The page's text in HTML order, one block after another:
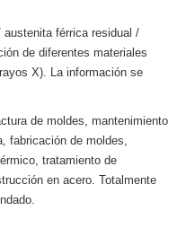
férrica residual /
de diferentes materiales
X). La información se
de moldes, mantenimiento
fabricación de moldes,
tratamiento de
en acero. Totalmente